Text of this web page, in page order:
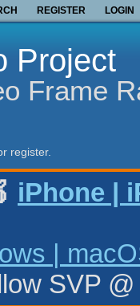
REGISTER LOGIN
Project
Frame
register.
iPhone |
|
SVP